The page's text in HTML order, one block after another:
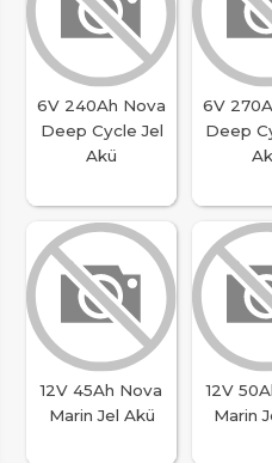
6V 240Ah Nova
Deep Cycle Jel
Akü
6V
Deep
12V 45Ah Nova
Marin Jel Akü
12V
Marin